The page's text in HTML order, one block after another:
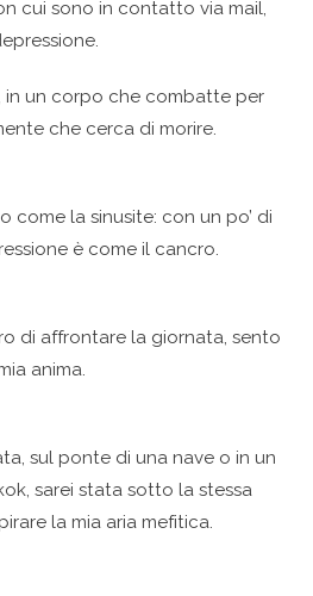
cui sono in contatto via mail,
in un corpo che combatte per
che cerca di morire.
come la sinusite: con un po’ di
è come il cancro.
di affrontare la giornata, sento
anima.
sul ponte di una nave o in un
sarei stata sotto la stessa
la mia aria mefitica.